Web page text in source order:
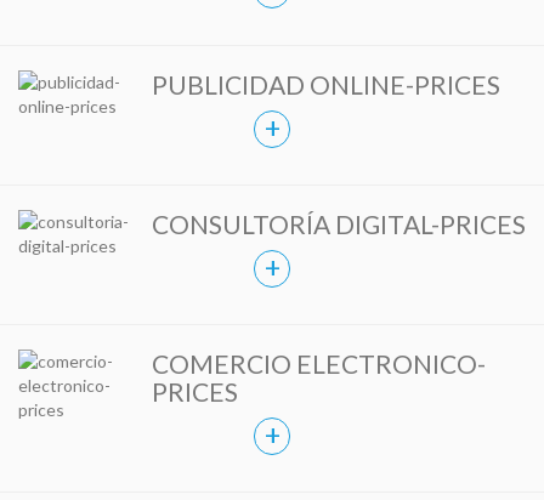
PUBLICIDAD ONLINE-PRICES
+
CONSULTORÍA DIGITAL-PRICES
+
COMERCIO ELECTRONICO-
PRICES
+